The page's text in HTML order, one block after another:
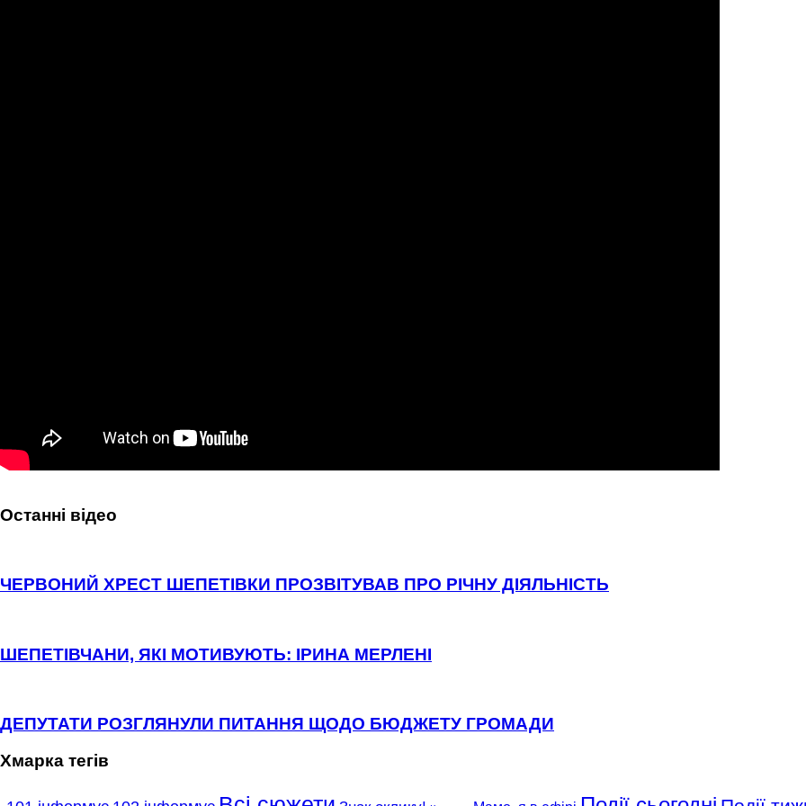
Останні відео
ЧЕРВОНИЙ ХРЕСТ ШЕПЕТІВКИ ПРОЗВІТУВАВ ПРО РІЧНУ ДІЯЛЬНІСТЬ
ШЕПЕТІВЧАНИ, ЯКІ МОТИВУЮТЬ: ІРИНА МЕРЛЕНІ
ДЕПУТАТИ РОЗГЛЯНУЛИ ПИТАННЯ ЩОДО БЮДЖЕТУ ГРОМАДИ
Хмарка тегів